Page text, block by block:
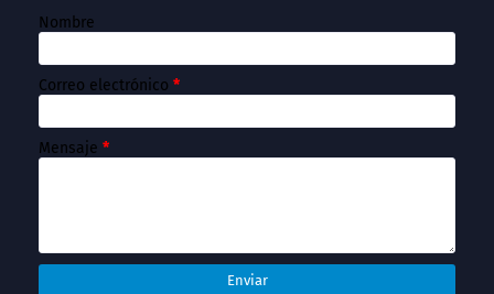
Nombre
Correo electrónico *
Mensaje *